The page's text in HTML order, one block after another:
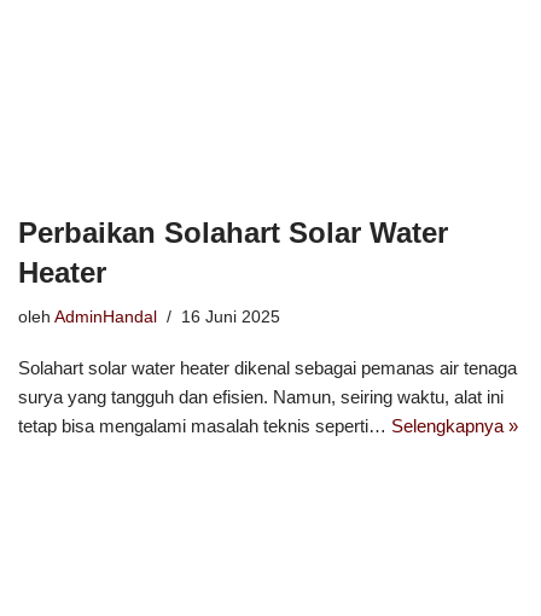
Perbaikan Solahart Solar Water
Heater
oleh AdminHandal 16 Juni 2025
Solahart solar water heater dikenal sebagai pemanas air tenaga
surya yang tangguh dan efisien. Namun, seiring waktu, alat ini
tetap bisa mengalami masalah teknis seperti… Selengkapnya »